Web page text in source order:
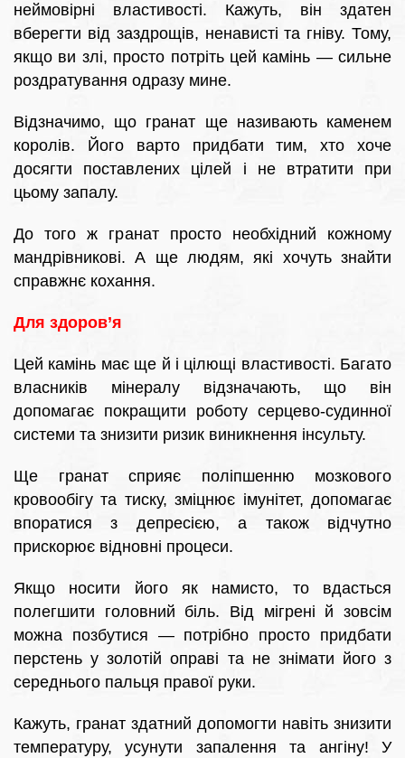
неймовірні властивості. Кажуть, він здатен
вберегти від заздрощів, ненависті та гніву. Тому,
якщо ви злі, просто потріть цей камінь — сильне
роздратування одразу мине.
Відзначимо, що гранат ще називають каменем
королів. Його варто придбати тим, хто хоче
досягти поставлених цілей і не втратити при
цьому запалу.
До того ж гранат просто необхідний кожному
мандрівникові. А ще людям, які хочуть знайти
справжнє кохання.
Для здоров’я
Цей камінь має ще й і цілющі властивості. Багато
власників мінералу відзначають, що він
допомагає покращити роботу серцево-судинної
системи та знизити ризик виникнення інсульту.
Ще гранат сприяє поліпшенню мозкового
кровообігу та тиску, зміцнює імунітет, допомагає
впоратися з депресією, а також відчутно
прискорює відновні процеси.
Якщо носити його як намисто, то вдасться
полегшити головний біль. Від мігрені й зовсім
можна позбутися — потрібно просто придбати
перстень у золотій оправі та не знімати його з
середнього пальця правої руки.
Кажуть, гранат здатний допомогти навіть знизити
температуру, усунути запалення та ангіну! У